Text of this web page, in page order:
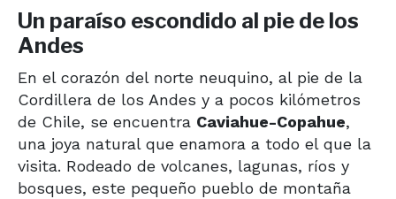
Un paraíso escondido al pie de los
Andes
En el corazón del norte neuquino, al pie de la
Cordillera de los Andes y a pocos kilómetros
de Chile, se encuentra Caviahue-Copahue,
una joya natural que enamora a todo el que la
visita. Rodeado de volcanes, lagunas, ríos y
bosques, este pequeño pueblo de montaña